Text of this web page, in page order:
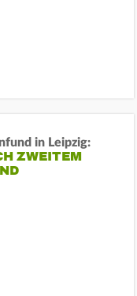
in Leipzig:
ZWEITEM